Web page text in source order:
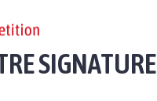
SIGNATURE